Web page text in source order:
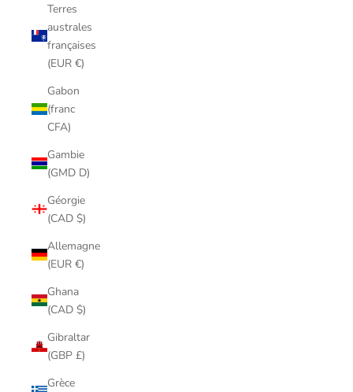
Terres
australes
françaises
(EUR €)
Gabon
(franc
CFA)
Gambie
(GMD D)
Géorgie
(CAD $)
Allemagne
(EUR €)
Ghana
(CAD $)
Gibraltar
(GBP £)
Grèce